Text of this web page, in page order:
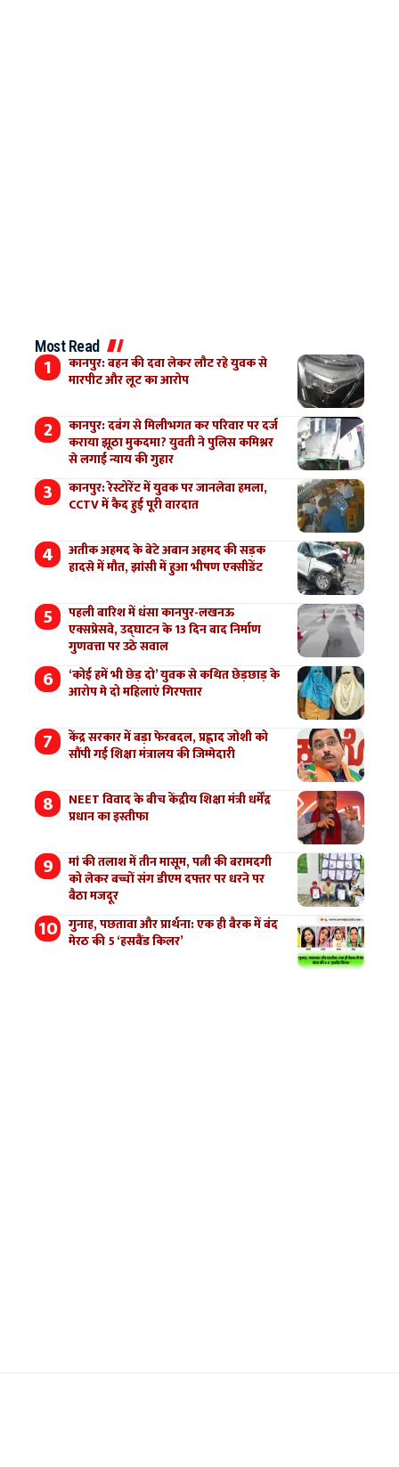
Most Read
कानपुर: बहन की दवा लेकर लौट रहे युवक से
मारपीट और लूट का आरोप
कानपुर: दबंग से मिलीभगत कर परिवार पर दर्ज
कराया झूठा मुकदमा? युवती ने पुलिस कमिश्नर
से लगाई न्याय की गुहार
कानपुर: रेस्टोरेंट में युवक पर जानलेवा हमला,
CCTV में कैद हुई पूरी वारदात
अतीक अहमद के बेटे अबान अहमद की सड़क
हादसे में मौत, झांसी में हुआ भीषण एक्सीडेंट
पहली बारिश में धंसा कानपुर-लखनऊ
एक्सप्रेसवे, उद्घाटन के 13 दिन बाद निर्माण
गुणवत्ता पर उठे सवाल
‘कोई हमें भी छेड़ दो’ युवक से कथित छेड़छाड़ के
आरोप मे दो महिलाएं गिरफ्तार
केंद्र सरकार में बड़ा फेरबदल, प्रह्लाद जोशी को
सौंपी गई शिक्षा मंत्रालय की जिम्मेदारी
NEET विवाद के बीच केंद्रीय शिक्षा मंत्री धर्मेंद्र
प्रधान का इस्तीफा
मां की तलाश में तीन मासूम, पत्नी की बरामदगी
को लेकर बच्चों संग डीएम दफ्तर पर धरने पर
बैठा मजदूर
गुनाह, पछतावा और प्रार्थना: एक ही बैरक में बंद
मेरठ की 5 ‘हसबैंड किलर’